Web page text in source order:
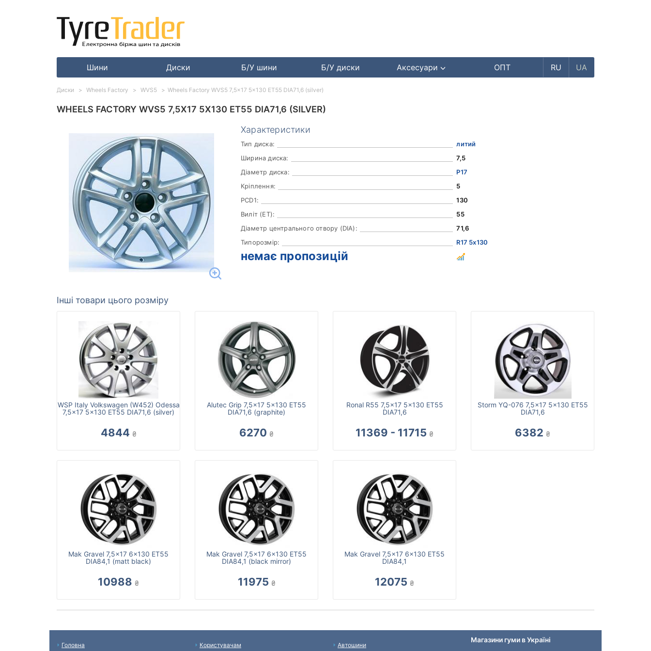
Шини Диски Б/У шини Б/У диски Аксесуари ОПТ RU UA
WHEELS FACTORY WVS5 7,5X17 5X130 ET55 DIA71,6 (SILVER)
Характеристики
Тип диска:
литий
Ширина диска:
7,5
Діаметр диска:
Р17
Кріплення:
5
PCD1:
130
Виліт (ET):
55
Діаметр центрального отвору (DIA):
71,6
Типорозмір:
R17 5x130
немає пропозицій
Інші товари цього розміру
WSP Italy Volkswagen (W452) Odessa
7,5x17 5x130 ET55 DIA71,6 (silver)
4844 ₴
Alutec Grip 7,5x17 5x130 ET55
DIA71,6 (graphite)
6270 ₴
Ronal R55 7,5x17 5x130 ET55
DIA71,6
11369 - 11715 ₴
Storm YQ-076 7,5x17 5x130 ET55
DIA71,6
6382 ₴
Mak Gravel 7,5x17 6x130 ET55
DIA84,1 (matt black)
10988 ₴
Mak Gravel 7,5x17 6x130 ET55
DIA84,1 (black mirror)
11975 ₴
Mak Gravel 7,5x17 6x130 ET55
DIA84,1
12075 ₴
Диски Wheels Factory WVS5 Wheels Factory WVS5 7,5x17 5x130 ET55 DIA71,6 (silver)
Головна Користувачам Автошини
Магазини гуми в Україні